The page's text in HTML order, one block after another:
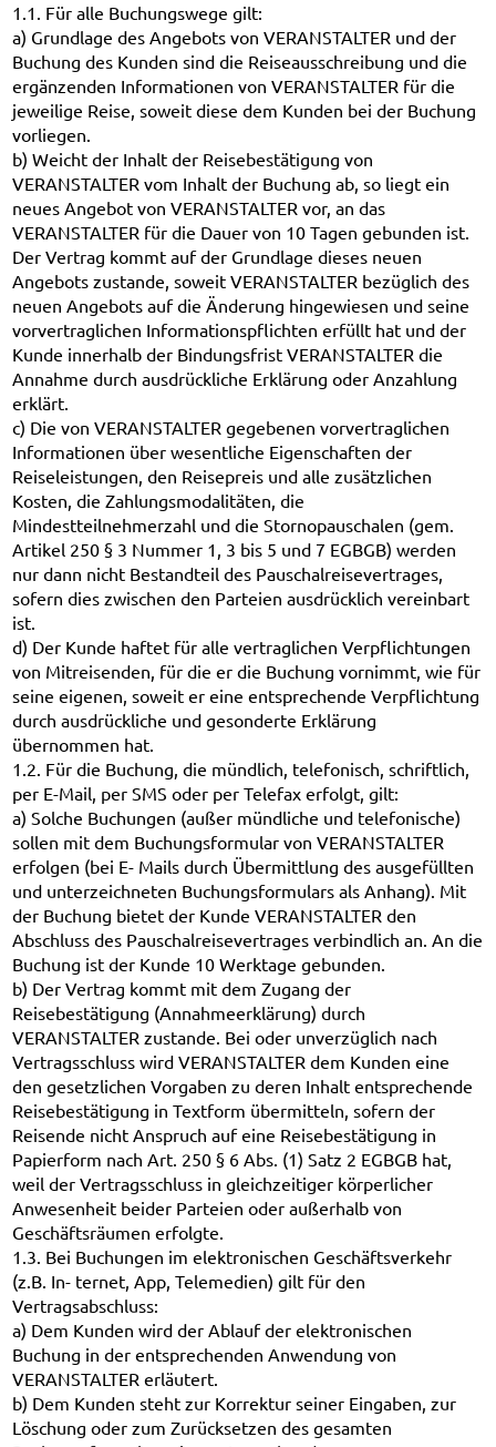
1.1. Für alle Buchungswege gilt:
a) Grundlage des Angebots von VERANSTALTER und der
Buchung des Kunden sind die Reiseausschreibung und die
ergänzenden Informationen von VERANSTALTER für die
jeweilige Reise, soweit diese dem Kunden bei der Buchung
vorliegen.
b) Weicht der Inhalt der Reisebestätigung von
VERANSTALTER vom Inhalt der Buchung ab, so liegt ein
neues Angebot von VERANSTALTER vor, an das
VERANSTALTER für die Dauer von 10 Tagen gebunden ist.
Der Vertrag kommt auf der Grundlage dieses neuen
Angebots zustande, soweit VERANSTALTER bezüglich des
neuen Angebots auf die Änderung hingewiesen und seine
vorvertraglichen Informationspflichten erfüllt hat und der
Kunde innerhalb der Bindungsfrist VERANSTALTER die
Annahme durch ausdrückliche Erklärung oder Anzahlung
erklärt.
c) Die von VERANSTALTER gegebenen vorvertraglichen
Informationen über wesentliche Eigenschaften der
Reiseleistungen, den Reisepreis und alle zusätzlichen
Kosten, die Zahlungsmodalitäten, die
Mindestteilnehmerzahl und die Stornopauschalen (gem.
Artikel 250 § 3 Nummer 1, 3 bis 5 und 7 EGBGB) werden
nur dann nicht Bestandteil des Pauschalreisevertrages,
sofern dies zwischen den Parteien ausdrücklich vereinbart
ist.
d) Der Kunde haftet für alle vertraglichen Verpflichtungen
von Mitreisenden, für die er die Buchung vornimmt, wie für
seine eigenen, soweit er eine entsprechende Verpflichtung
durch ausdrückliche und gesonderte Erklärung
übernommen hat.
1.2. Für die Buchung, die mündlich, telefonisch, schriftlich,
per E-Mail, per SMS oder per Telefax erfolgt, gilt:
a) Solche Buchungen (außer mündliche und telefonische)
sollen mit dem Buchungsformular von VERANSTALTER
erfolgen (bei E- Mails durch Übermittlung des ausgefüllten
und unterzeichneten Buchungsformulars als Anhang). Mit
der Buchung bietet der Kunde VERANSTALTER den
Abschluss des Pauschalreisevertrages verbindlich an. An die
Buchung ist der Kunde 10 Werktage gebunden.
b) Der Vertrag kommt mit dem Zugang der
Reisebestätigung (Annahmeerklärung) durch
VERANSTALTER zustande. Bei oder unverzüglich nach
Vertragsschluss wird VERANSTALTER dem Kunden eine
den gesetzlichen Vorgaben zu deren Inhalt entsprechende
Reisebestätigung in Textform übermitteln, sofern der
Reisende nicht Anspruch auf eine Reisebestätigung in
Papierform nach Art. 250 § 6 Abs. (1) Satz 2 EGBGB hat,
weil der Vertragsschluss in gleichzeitiger körperlicher
Anwesenheit beider Parteien oder außerhalb von
Geschäftsräumen erfolgte.
1.3. Bei Buchungen im elektronischen Geschäftsverkehr
(z.B. In- ternet, App, Telemedien) gilt für den
Vertragsabschluss:
a) Dem Kunden wird der Ablauf der elektronischen
Buchung in der entsprechenden Anwendung von
VERANSTALTER erläutert.
b) Dem Kunden steht zur Korrektur seiner Eingaben, zur
Löschung oder zum Zurücksetzen des gesamten